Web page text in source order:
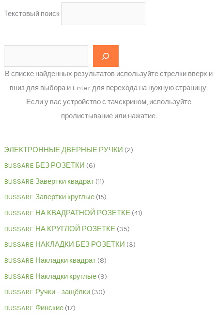
Текстовый поиск
В списке найденных результатов используйте стрелки вверх и
вниз для выбора и Enter для перехода на нужную страницу.
Если у вас устройство с тачскрином, используйте
пролистывание или нажатие.
ЭЛЕКТРОННЫЕ ДВЕРНЫЕ РУЧКИ 2
BUSSARE БЕЗ РОЗЕТКИ 6
BUSSARE Завертки квадрат 11
BUSSARE Завертки круглые 15
BUSSARE НА КВАДРАТНОЙ РОЗЕТКЕ 41
BUSSARE НА КРУГЛОЙ РОЗЕТКЕ 35
BUSSARE НАКЛАДКИ БЕЗ РОЗЕТКИ 3
BUSSARE Накладки квадрат 8
BUSSARE Накладки круглые 9
BUSSARE Ручки – защёлки 30
BUSSARE Финские 17